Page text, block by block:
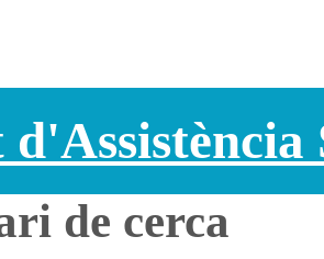
de cerca